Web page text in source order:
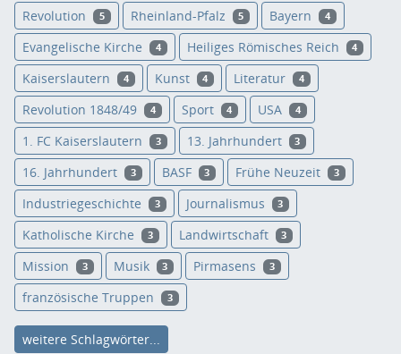
Revolution 5 Rheinland-Pfalz 5 Bayern 4
Evangelische Kirche 4 Heiliges Römisches Reich 4
Kaiserslautern 4 Kunst 4 Literatur 4
Revolution 1848/49 4 Sport 4 USA 4
1. FC Kaiserslautern 3 13. Jahrhundert 3
16. Jahrhundert 3 BASF 3 Frühe Neuzeit 3
Industriegeschichte 3 Journalismus 3
Katholische Kirche 3 Landwirtschaft 3
Mission 3 Musik 3 Pirmasens 3
französische Truppen 3
weitere Schlagwörter...